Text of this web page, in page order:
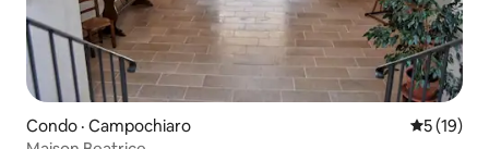
Condo · Campochiaro Note
5 (19)